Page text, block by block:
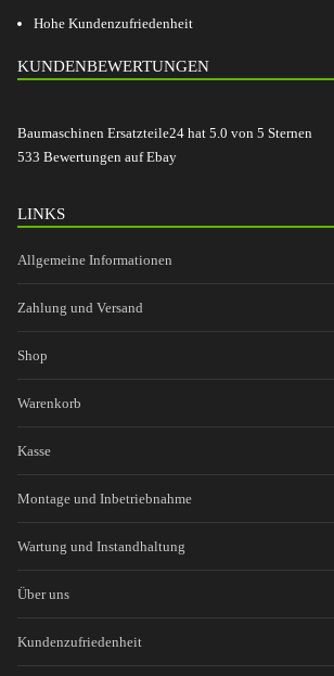
Hohe Kundenzufriedenheit
KUNDENBEWERTUNGEN
Baumaschinen Ersatzteile24 hat 5.0 von 5 Sternen
533 Bewertungen auf Ebay
LINKS
Allgemeine Informationen
Zahlung und Versand
Shop
Warenkorb
Kasse
Montage und Inbetriebnahme
Wartung und Instandhaltung
Über uns
Kundenzufriedenheit